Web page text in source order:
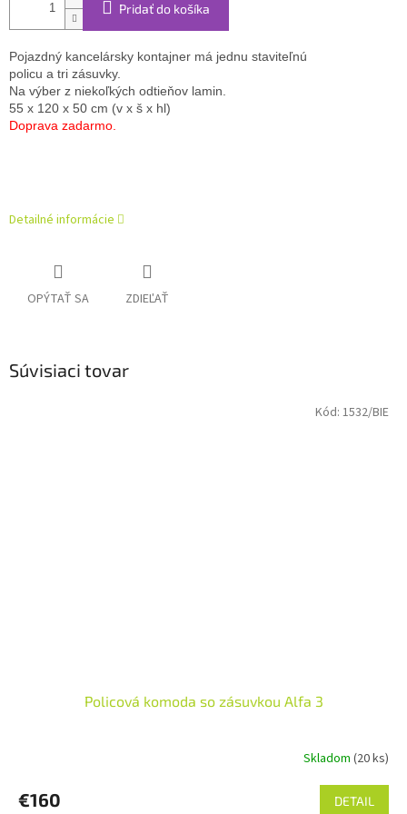
Pridať do košíka
Pojazdný kancelársky kontajner má jednu staviteľnú
policu a tri zásuvky.
Na výber z niekoľkých odtieňov lamin.
55 x 120 x 50 cm (v x š x hl)
Doprava zadarmo.
Detailné informácie
OPÝTAŤ SA ZDIEĽAŤ
Súvisiaci tovar
Policová komoda so zásuvkou Alfa 3
Skladom (20 ks)
€160 DETAIL
Kód: 1532/BIE